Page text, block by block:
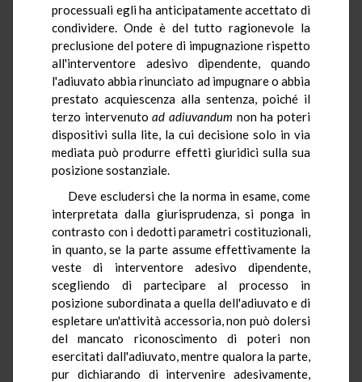
processuali egli ha anticipatamente accettato di
condividere. Onde è del tutto ragionevole la
preclusione del potere di impugnazione rispetto
all'interventore adesivo dipendente, quando
l'adiuvato abbia rinunciato ad impugnare o abbia
prestato acquiescenza alla sentenza, poiché il
terzo intervenutoad adiuvandum non ha poteri
dispositivi sulla lite, la cui decisione solo in via
mediata può produrre effetti giuridici sulla sua
posizione sostanziale.
Deve escludersi che la norma in esame, come
interpretata dalla giurisprudenza, si ponga in
contrasto con i dedotti parametri costituzionali,
in quanto, se la parte assume effettivamente la
veste di interventore adesivo dipendente,
scegliendo di partecipare al processo in
posizione subordinata a quella dell'adiuvato e di
espletare un'attività accessoria, non può dolersi
del mancato riconoscimento di poteri non
esercitati dall'adiuvato, mentre qualora la parte,
pur dichiarando di intervenire adesivamente,